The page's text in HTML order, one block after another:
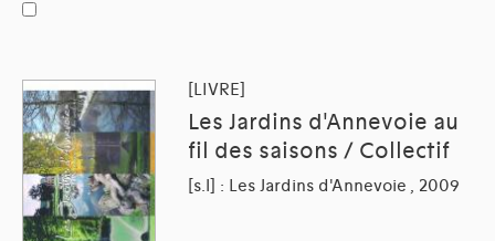
[LIVRE]
Les Jardins d'Annevoie au
fil des saisons / Collectif
[s.l] : Les Jardins d'Annevoie , 2009